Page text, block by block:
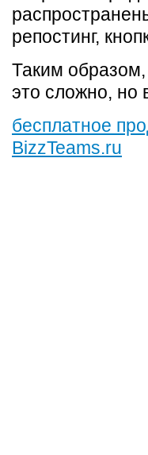
репостинг,
Таким
это сложно, но
бесплатное
BizzTeams.ru